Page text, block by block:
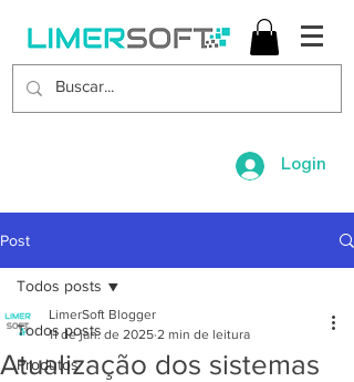
Login
Post
Todos posts
Produtos
Todos posts
Atualização dos sistemas
LimerSoft Blogger
11 de jan. de 2025 2 min de leitura